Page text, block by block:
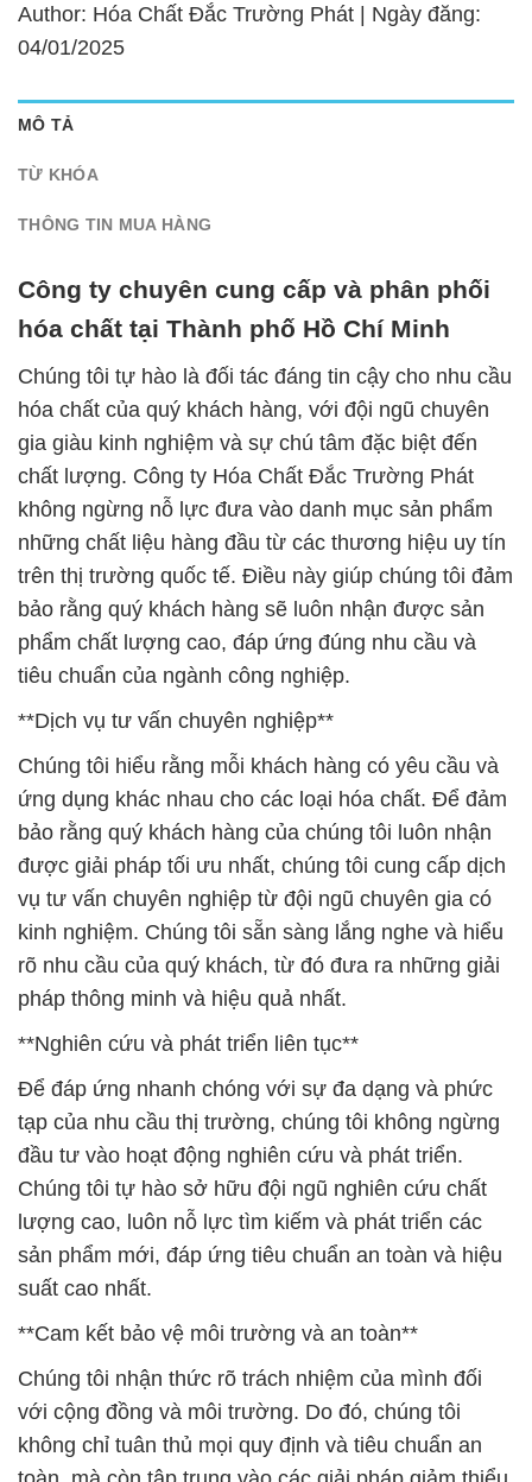
Author: Hóa Chất Đắc Trường Phát | Ngày đăng:
04/01/2025
MÔ TẢ
TỪ KHÓA
THÔNG TIN MUA HÀNG
Công ty chuyên cung cấp và phân phối
hóa chất tại Thành phố Hồ Chí Minh
Chúng tôi tự hào là đối tác đáng tin cậy cho nhu cầu
hóa chất của quý khách hàng, với đội ngũ chuyên
gia giàu kinh nghiệm và sự chú tâm đặc biệt đến
chất lượng. Công ty Hóa Chất Đắc Trường Phát
không ngừng nỗ lực đưa vào danh mục sản phẩm
những chất liệu hàng đầu từ các thương hiệu uy tín
trên thị trường quốc tế. Điều này giúp chúng tôi đảm
bảo rằng quý khách hàng sẽ luôn nhận được sản
phẩm chất lượng cao, đáp ứng đúng nhu cầu và
tiêu chuẩn của ngành công nghiệp.
**Dịch vụ tư vấn chuyên nghiệp**
Chúng tôi hiểu rằng mỗi khách hàng có yêu cầu và
ứng dụng khác nhau cho các loại hóa chất. Để đảm
bảo rằng quý khách hàng của chúng tôi luôn nhận
được giải pháp tối ưu nhất, chúng tôi cung cấp dịch
vụ tư vấn chuyên nghiệp từ đội ngũ chuyên gia có
kinh nghiệm. Chúng tôi sẵn sàng lắng nghe và hiểu
rõ nhu cầu của quý khách, từ đó đưa ra những giải
pháp thông minh và hiệu quả nhất.
**Nghiên cứu và phát triển liên tục**
Để đáp ứng nhanh chóng với sự đa dạng và phức
tạp của nhu cầu thị trường, chúng tôi không ngừng
đầu tư vào hoạt động nghiên cứu và phát triển.
Chúng tôi tự hào sở hữu đội ngũ nghiên cứu chất
lượng cao, luôn nỗ lực tìm kiếm và phát triển các
sản phẩm mới, đáp ứng tiêu chuẩn an toàn và hiệu
suất cao nhất.
**Cam kết bảo vệ môi trường và an toàn**
Chúng tôi nhận thức rõ trách nhiệm của mình đối
với cộng đồng và môi trường. Do đó, chúng tôi
không chỉ tuân thủ mọi quy định và tiêu chuẩn an